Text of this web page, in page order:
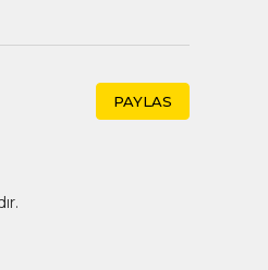
PAYLAS